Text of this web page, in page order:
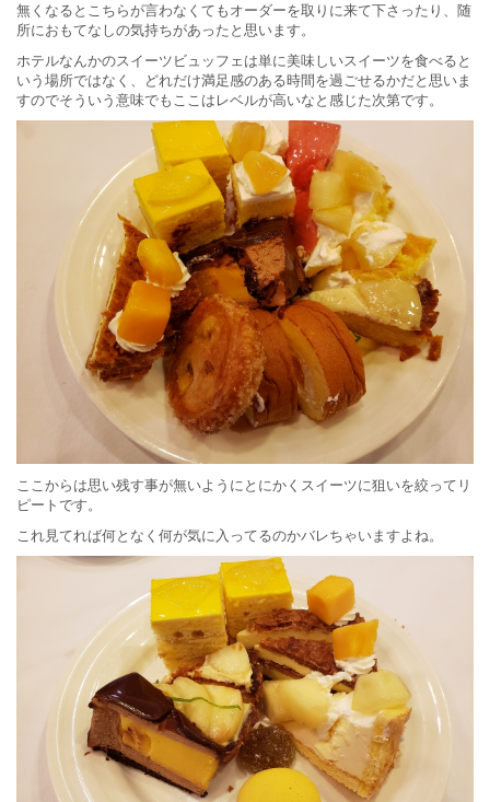
無くなるとこちらが言わなくてもオーダーを取りに来て下さったり、随
所におもてなしの気持ちがあったと思います。
ホテルなんかのスイーツビュッフェは単に美味しいスイーツを食べると
いう場所ではなく、どれだけ満足感のある時間を過ごせるかだと思いま
すのでそういう意味でもここはレベルが高いなと感じた次第です。
ここからは思い残す事が無いようにとにかくスイーツに狙いを絞ってリ
ピートです。
これ見てれば何となく何が気に入ってるのかバレちゃいますよね。